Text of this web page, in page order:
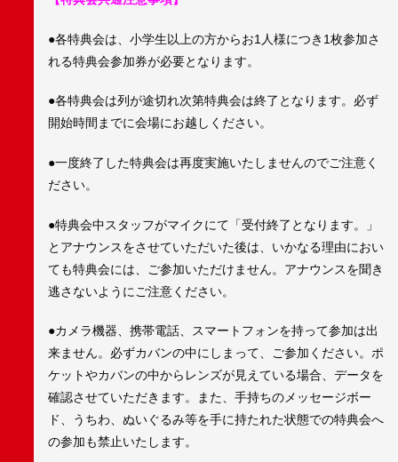
●各特典会は、小学生以上の方からお1人様につき1枚参加さ
れる特典会参加券が必要となります。
●各特典会は列が途切れ次第特典会は終了となります。必ず
開始時間までに会場にお越しください。
●一度終了した特典会は再度実施いたしませんのでご注意く
ださい。
●特典会中スタッフがマイクにて「受付終了となります。」
とアナウンスをさせていただいた後は、いかなる理由におい
ても特典会には、ご参加いただけません。アナウンスを聞き
逃さないようにご注意ください。
●カメラ機器、携帯電話、スマートフォンを持って参加は出
来ません。必ずカバンの中にしまって、ご参加ください。ポ
ケットやカバンの中からレンズが見えている場合、データを
確認させていただきます。また、手持ちのメッセージボー
ド、うちわ、ぬいぐるみ等を手に持たれた状態での特典会へ
の参加も禁止いたします。